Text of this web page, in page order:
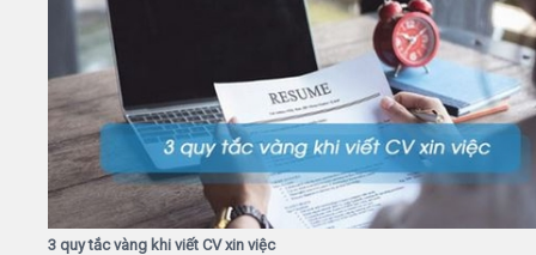
3 quy tắc vàng khi viết CV xin việc